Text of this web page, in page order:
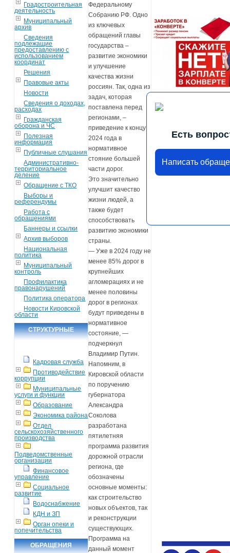
Градостроительная
деятельность
Муниципальный
архив
Сведения
подлежащие
предоставлению с
использованием
координат
Решения
Правовые акты
Новости
Сведения о доходах,
расходах
Гражданская
оборона и ЧС
Полезная
информация
Публичные слушания
Административно-
территориальное
деление
Обращение с ТКО
Выборы и
референдумы
Работа с
обращениями
Баннеры и ссылки
Архив выборов
Национальная
политика
Муниципальный
контроль
Профилактика
правонарушений
Политика оператора
Новости Кировской
области
СТРУКТУРНЫЕ
Кадровая служба
Противодействие
коррупции
Муниципальные
услуги и функции
Образование
Экономика района
Отдел
сельскохозяйственного
производства
Подведомственные
организации
Финансовое
управление
Социальное
развитие
Водоснабжение
КДН и ЗП
Орган опеки и
попечительства
ОБРАЩЕНИЯ
Федеральному
Собранию РФ. Одно
из ключевых
обращений главы
государства –
развитие экономики
и улучшение
качества жизни
россиян. Так, одна из
задач, которая
поставлена перед
регионами, –
приведение к концу
2024 года в
нормативное
стояние большей
части дорог.
Это значительно
улучшит качество
жизни людей, а
также будет
способствовать
развитию экономики
страны.
— Уже в 2024 году не
менее 85% дорог в
крупнейших
агломерациях и не
менее половины
дорог в регионах
будут приведены в
нормативное
состояние, —
подчеркнул
Владимир Путин.
Напомним, в
Кировской области
по поручению
губернатора
Александра
Соколова
разработана
пятилетняя
программа развития
дорожной отрасли
региона, где
обозначены
основные моменты:
как строительство
новых объектов, так
и реконструкции
существующих.
Программа на
данный момент
Есть
Написать